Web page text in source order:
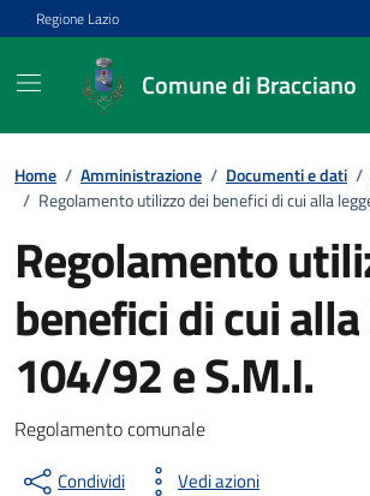
Vai ai contenuti
Vai al footer
Regione Lazio
Comune di Bracciano
Home / Amministrazione / Documenti e dati /
/ Regolamento utilizzo dei benefici di cui alla
Regolamento
benefici di cui
104/92 e S.M.I.
Dettagli del
Regolamento comunale
Condividi Vedi azioni